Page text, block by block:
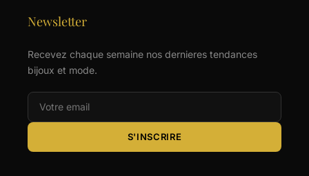
Newsletter
Recevez chaque semaine nos dernieres tendances
bijoux et mode.
S'INSCRIRE